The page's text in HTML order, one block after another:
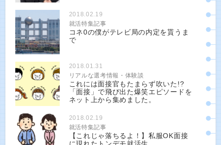
2018.02.19
就活特集記事
コネ0の僕がテレビ局の内定を貰うま
で
2018.01.31
リアルな選考情報・体験談
これには面接官もたまらず吹いた!?
「面接」で飛び出た爆笑エピソードを
ネット上から集めました。
2018.02.19
就活特集記事
【これじゃ落ちるよ！】私服OK面接